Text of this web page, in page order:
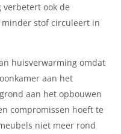
ook de
stof circuleert in
huisverwarming omdat
aan het
aan het opbouwen
compromissen hoeft te
niet meer rond